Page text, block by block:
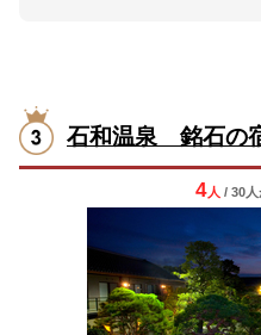
石和温泉 銘石の
4人 / 30人